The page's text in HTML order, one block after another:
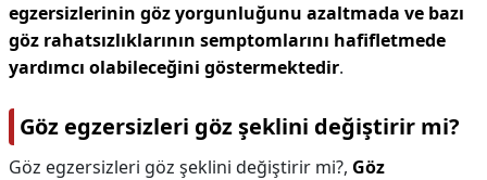
egzersizlerinin göz yorgunluğunu azaltmada ve bazı
göz rahatsızlıklarının semptomlarını hafifletmede
yardımcı olabileceğini göstermektedir.
Göz egzersizleri göz şeklini değiştirir mi?
Göz egzersizleri göz şeklini değiştirir mi?, Göz